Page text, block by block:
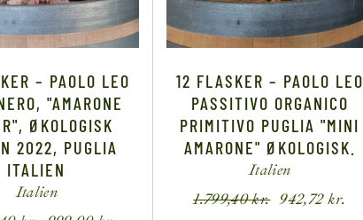
– PAOLO LEO
"AMARONE
ØKOLOGISK
2022, PUGLIA
ITALIEN
Italien
12 FLASKER – PAOLO LEO
PASSITIVO ORGANICO
PRIMITIVO PUGLIA "MINI
AMARONE" ØKOLOGISK.
Italien
1.799,40kr. 942,72kr.